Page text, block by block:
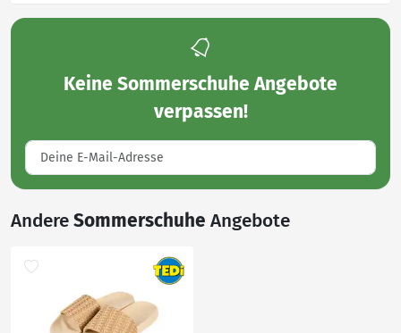
Keine Sommerschuhe Angebote
verpassen!
Andere Sommerschuhe Angebote